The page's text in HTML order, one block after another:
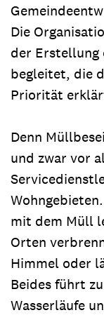
Die
der Erstellung
begleitet, die
Priorität
Denn
und zwar vor
mit dem Müll
Orten
Himmel oder
Beides führt
Wasserläufe